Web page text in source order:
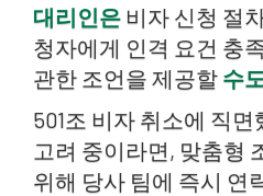
대리인은 비자 신청 절
청자에게 인격 요건 충
관한 조언을 제공할 수
501조 비자 취소에 직
고려 중이라면, 맞춤형
위해 당사 팀에 즉시 연